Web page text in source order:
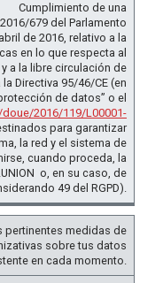
Cumplimiento de una
679 del Parlamento
de 2016, relativo a la
en lo que respecta al
a la libre circulación de
Directiva 95/46/CE (en
de datos” o el
2016/119/L00001-
para garantizar
la red y el sistema de
cuando proceda, la
o, en su caso, de
49 del RGPD).
pertinentes medidas de
sobre tus datos
en cada momento.